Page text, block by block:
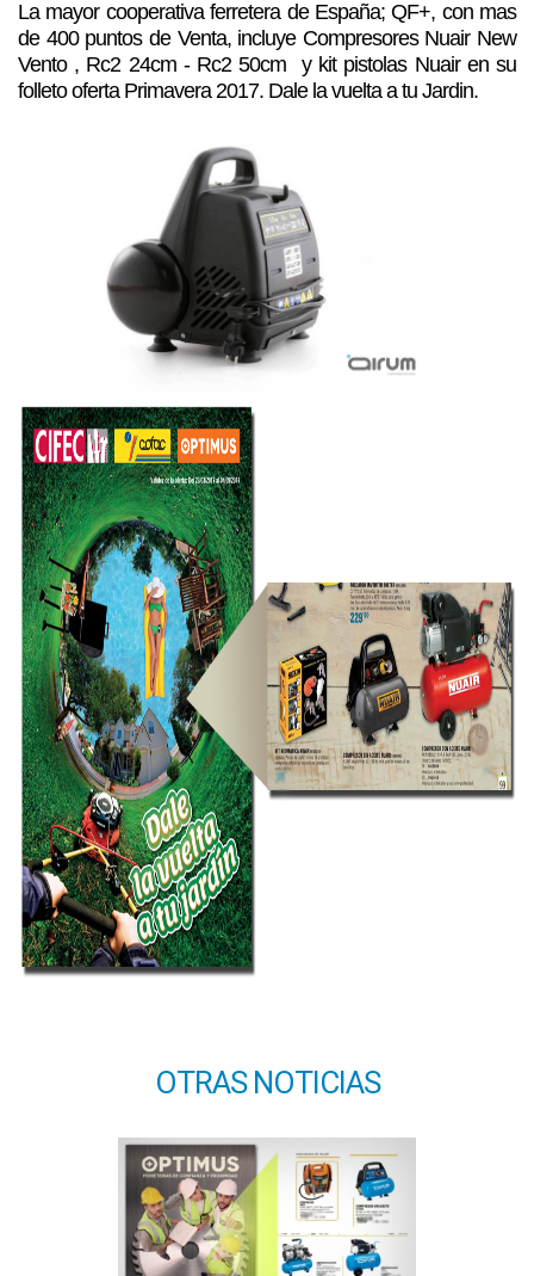
La mayor cooperativa ferretera de España; QF+, con mas
de 400 puntos de Venta, incluye Compresores Nuair New
Vento , Rc2 24cm - Rc2 50cm y kit pistolas Nuair en su
folleto oferta Primavera 2017. Dale la vuelta a tu Jardin.
OTRAS NOTICIAS